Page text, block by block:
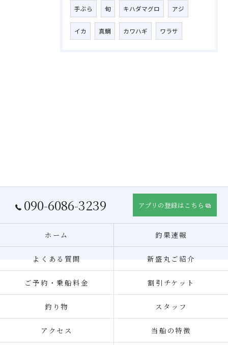
手ぶら 旬 キハダマグロ アジ
イカ 真鯛 カワハギ ワラサ
090-6086-3239 アプリの登録はこちら
ホーム 釣果速報
よくある質問 新盛丸ご紹介
ご予約・乗船料金 割引チケット
釣り物 スタッフ
アクセス 当船の特徴